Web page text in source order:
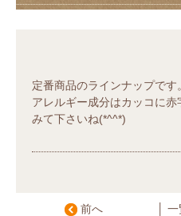
定番商品のラインナップです。
アレルギー成分はカッコに
みて下さいね(*^^*)
前へ │ 一